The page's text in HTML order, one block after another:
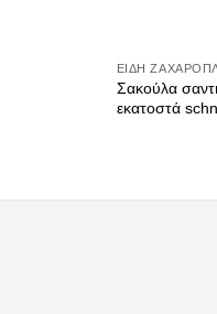
ΕΊΔΗ
Σακούλα
εκατοστά